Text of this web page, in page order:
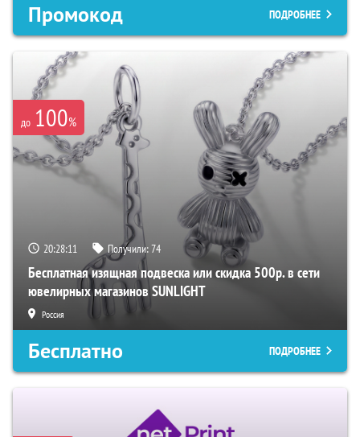
Промокод ПОДРОБНЕЕ
до 100%
20:28:10 Получили:74
Бесплатная изящная подвеска или скидка 500р. в сети
ювелирных магазинов SUNLIGHT
Россия
Бесплатно ПОДРОБНЕЕ